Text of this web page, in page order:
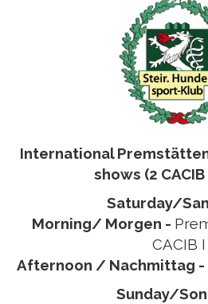
International
shows (2 CACIB
Saturday/
Morning/ Morgen -
CACIB I
Afternoon / Nachmittag -
Sunday/